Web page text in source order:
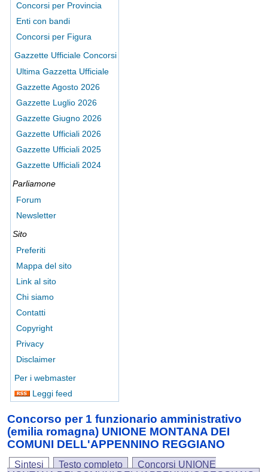
Concorsi per Provincia
Enti con bandi
Concorsi per Figura
Gazzette Ufficiale Concorsi
Ultima Gazzetta Ufficiale
Gazzette Agosto 2026
Gazzette Luglio 2026
Gazzette Giugno 2026
Gazzette Ufficiali 2026
Gazzette Ufficiali 2025
Gazzette Ufficiali 2024
Parliamone
Forum
Newsletter
Sito
Preferiti
Mappa del sito
Link al sito
Chi siamo
Contatti
Copyright
Privacy
Disclaimer
Per i webmaster
Leggi feed
Concorso per 1 funzionario amministrativo
(emilia romagna) UNIONE MONTANA DEI
COMUNI DELL'APPENNINO REGGIANO
Sintesi Testo completo
Concorsi UNIONE